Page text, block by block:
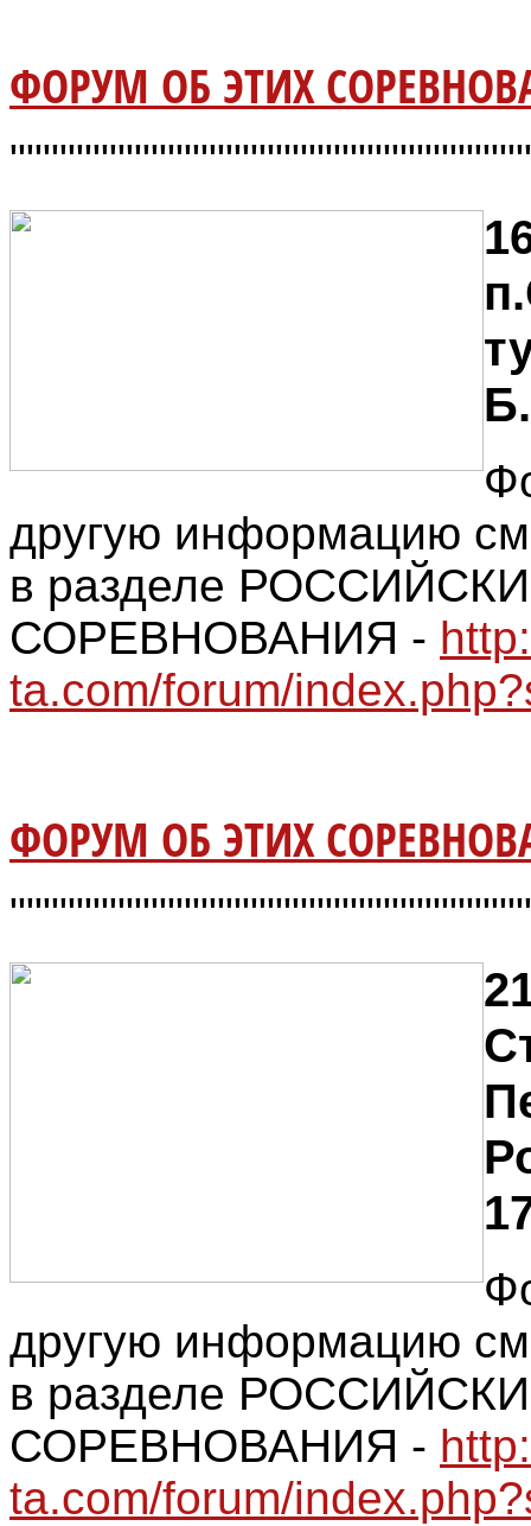
ФОРУМ ОБ ЭТИХ
другую информацию
в разделе
СОРЕВНОВАНИЯ -
ta.com/forum/
ФОРУМ ОБ ЭТИХ
другую информацию
в разделе
СОРЕВНОВАНИЯ -
ta.com/forum/